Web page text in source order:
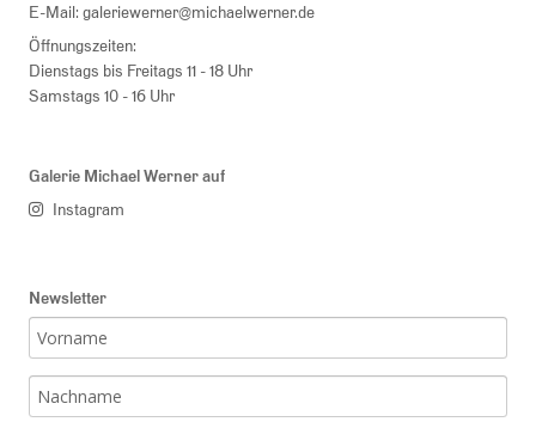
E-Mail: galeriewerner@michaelwerner.de
Öffnungszeiten:
Dienstags bis Freitags 11 - 18 Uhr
Samstags 10 - 16 Uhr
Galerie Michael Werner auf
Instagram
Newsletter